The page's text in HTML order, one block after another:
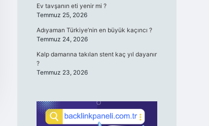
Ev tavşanın eti yenir mi ?
Temmuz 25, 2026
Adıyaman Türkiye’nin en büyük kaçıncı ?
Temmuz 24, 2026
Kalp damarına takılan stent kaç yıl dayanır
?
Temmuz 23, 2026